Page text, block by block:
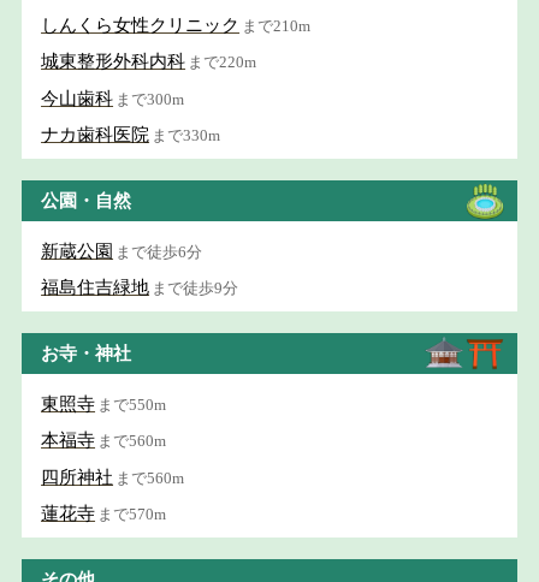
しんくら女性クリニック まで210m
城東整形外科内科 まで220m
今山歯科 まで300m
ナカ歯科医院 まで330m
公園・自然
新蔵公園 まで徒歩6分
福島住吉緑地 まで徒歩9分
お寺・神社
東照寺 まで550m
本福寺 まで560m
四所神社 まで560m
蓮花寺 まで570m